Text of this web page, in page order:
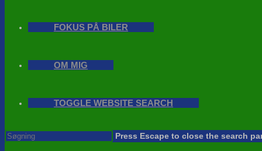
FOKUS PÅ BILER
OM MIG
TOGGLE WEBSITE SEARCH
Press Escape to close the search